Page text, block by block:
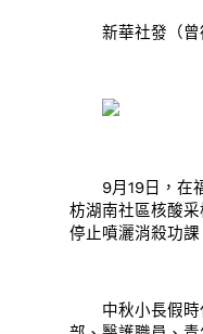
新華社發（曾
9月19日，在福
枋湖南社區核酸
停止噴灑消殺功課
中秋小長假時